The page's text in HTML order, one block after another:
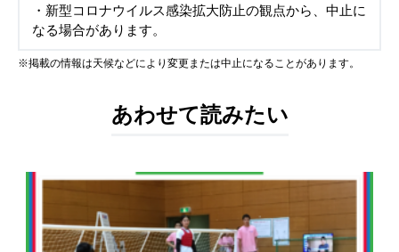
・新型コロナウイルス感染拡大防止の観点から、中止に
なる場合があります。
※掲載の情報は天候などにより変更または中止になることがあります。
あわせて読みたい